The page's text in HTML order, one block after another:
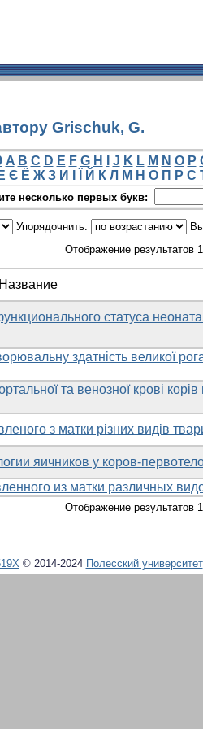
Grischuk, G.
A B C D E F G H J K L M N O P
Е Є Ё Ж З И Й К Л М Н О П Р С
несколько первых букв:
Упорядочнить:
Отображение результатов
Название
статуса
здатність великої
та венозної крові
з матки різних видів
яичников у коров-
из матки различных
Отображение результатов
© 2014-2024 Полесский университет